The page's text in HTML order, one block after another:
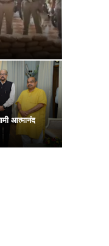
आत्मानंद